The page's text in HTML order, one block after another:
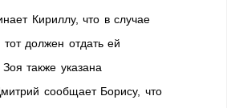
Кириллу, что в случае
должен отдать ей
также указана
сообщает Борису, что